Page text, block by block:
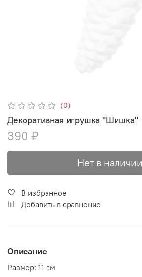
(0)
Декоративная игрушка "Шишка"
390 ₽
Нет в наличии
В избранное
Добавить в сравнение
Описание
Размер: 11 см